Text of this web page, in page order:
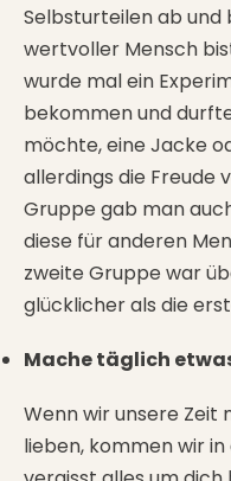
Selbsturteilen ab und
wertvoller Mensch
wurde mal ein
bekommen und
möchte, eine Jacke
allerdings die Freude
Gruppe gab man
diese für anderen
zweite Gruppe war
glücklicher als die
Mache täglich
Wenn wir unsere Zeit
lieben, kommen wir